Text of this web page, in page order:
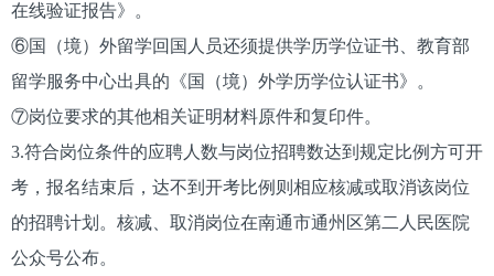
在线验证报告》。
⑥国（境）外留学回国人员还须提供学历学位证书、教育部
留学服务中心出具的《国（境）外学历学位认证书》。
⑦岗位要求的其他相关证明材料原件和复印件。
3.符合岗位条件的应聘人数与岗位招聘数达到规定比例方可开
考，报名结束后，达不到开考比例则相应核减或取消该岗位
的招聘计划。核减、取消岗位在南通市通州区第二人民医院
公众号公布。